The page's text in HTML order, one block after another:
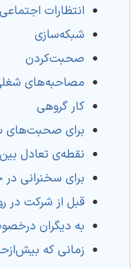
انتظارات اجتماعی
شبکه‌سازی
صحبت‌کردن
مصاحبه‌های
کار گروهی
برای صحبت‌های
نقطه‌ی تعادل بین
برای سخنرانی
قبل از شرکت در
به دیگران
زمانی که